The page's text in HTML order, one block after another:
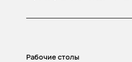
Рабочие столы